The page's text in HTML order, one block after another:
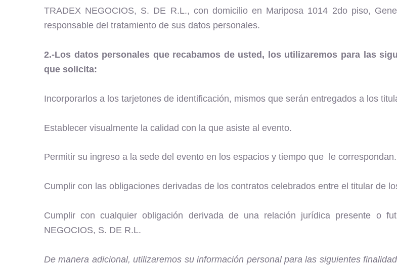
TRADEX NEGOCIOS, S. DE R.L., con domicilio en Mariposa 1014 2do piso,
responsable del tratamiento de sus datos personales.
2.-Los datos personales que recabamos de usted, los utilizaremos para las
que solicita:
Incorporarlos a los tarjetones de identificación, mismos que serán entregados a los
Establecer visualmente la calidad con la que asiste al evento.
Permitir su ingreso a la sede del evento en los espacios y tiempo que le correspondan.
Cumplir con las obligaciones derivadas de los contratos celebrados entre el titular de
Cumplir con cualquier obligación derivada de una relación jurídica presente o
NEGOCIOS, S. DE R.L.
De manera adicional, utilizaremos su información personal para las siguientes